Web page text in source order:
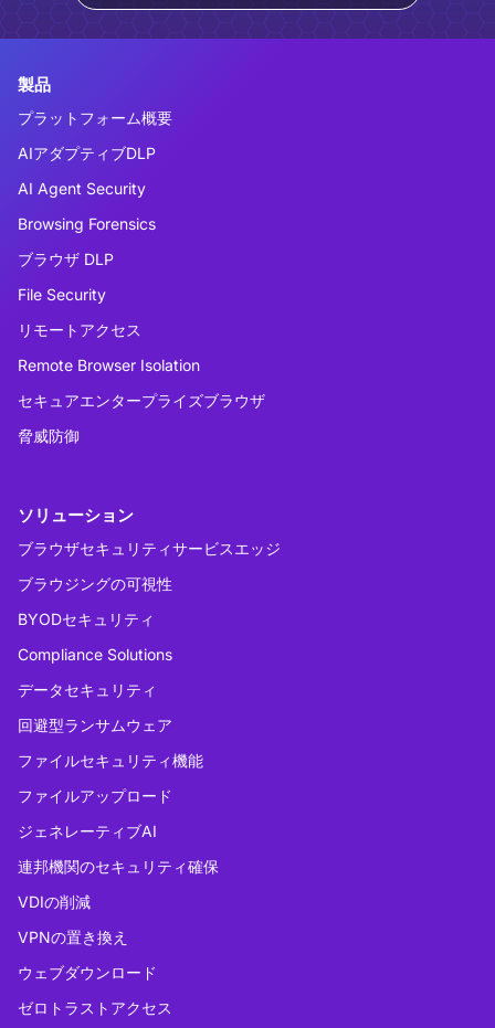
製品
プラットフォーム概要
AIアダプティブDLP
AI Agent Security
Browsing Forensics
ブラウザ DLP
File Security
リモートアクセス
Remote Browser Isolation
セキュアエンタープライズブラウザ
脅威防御
ソリューション
ブラウザセキュリティサービスエッジ
ブラウジングの可視性
BYODセキュリティ
Compliance Solutions
データセキュリティ
回避型ランサムウェア
ファイルセキュリティ機能
ファイルアップロード
ジェネレーティブAI
連邦機関のセキュリティ確保
VDIの削減
VPNの置き換え
ウェブダウンロード
ゼロトラストアクセス